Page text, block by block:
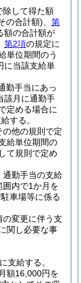
除して得た額
の合計額)
第
額の合計額が
第2項の規定に
単位期間のう
に当該支給単
勤手当にあっ
該月に通勤手
定める場合に
する。
他の規則で定
給単位期間の
て規則で定め
通勤手当の支給
内で1か月を
車場等に係る
変更に伴う支
関し必要な事
支給する。
額16,000円を